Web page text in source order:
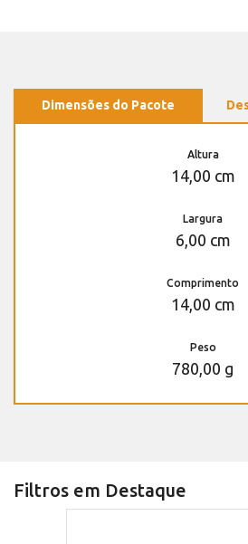
Dimensões do Pacote
Altura
14,00 cm
Largura
6,00 cm
Comprimento
14,00 cm
Peso
780,00 g
Filtros em Destaque